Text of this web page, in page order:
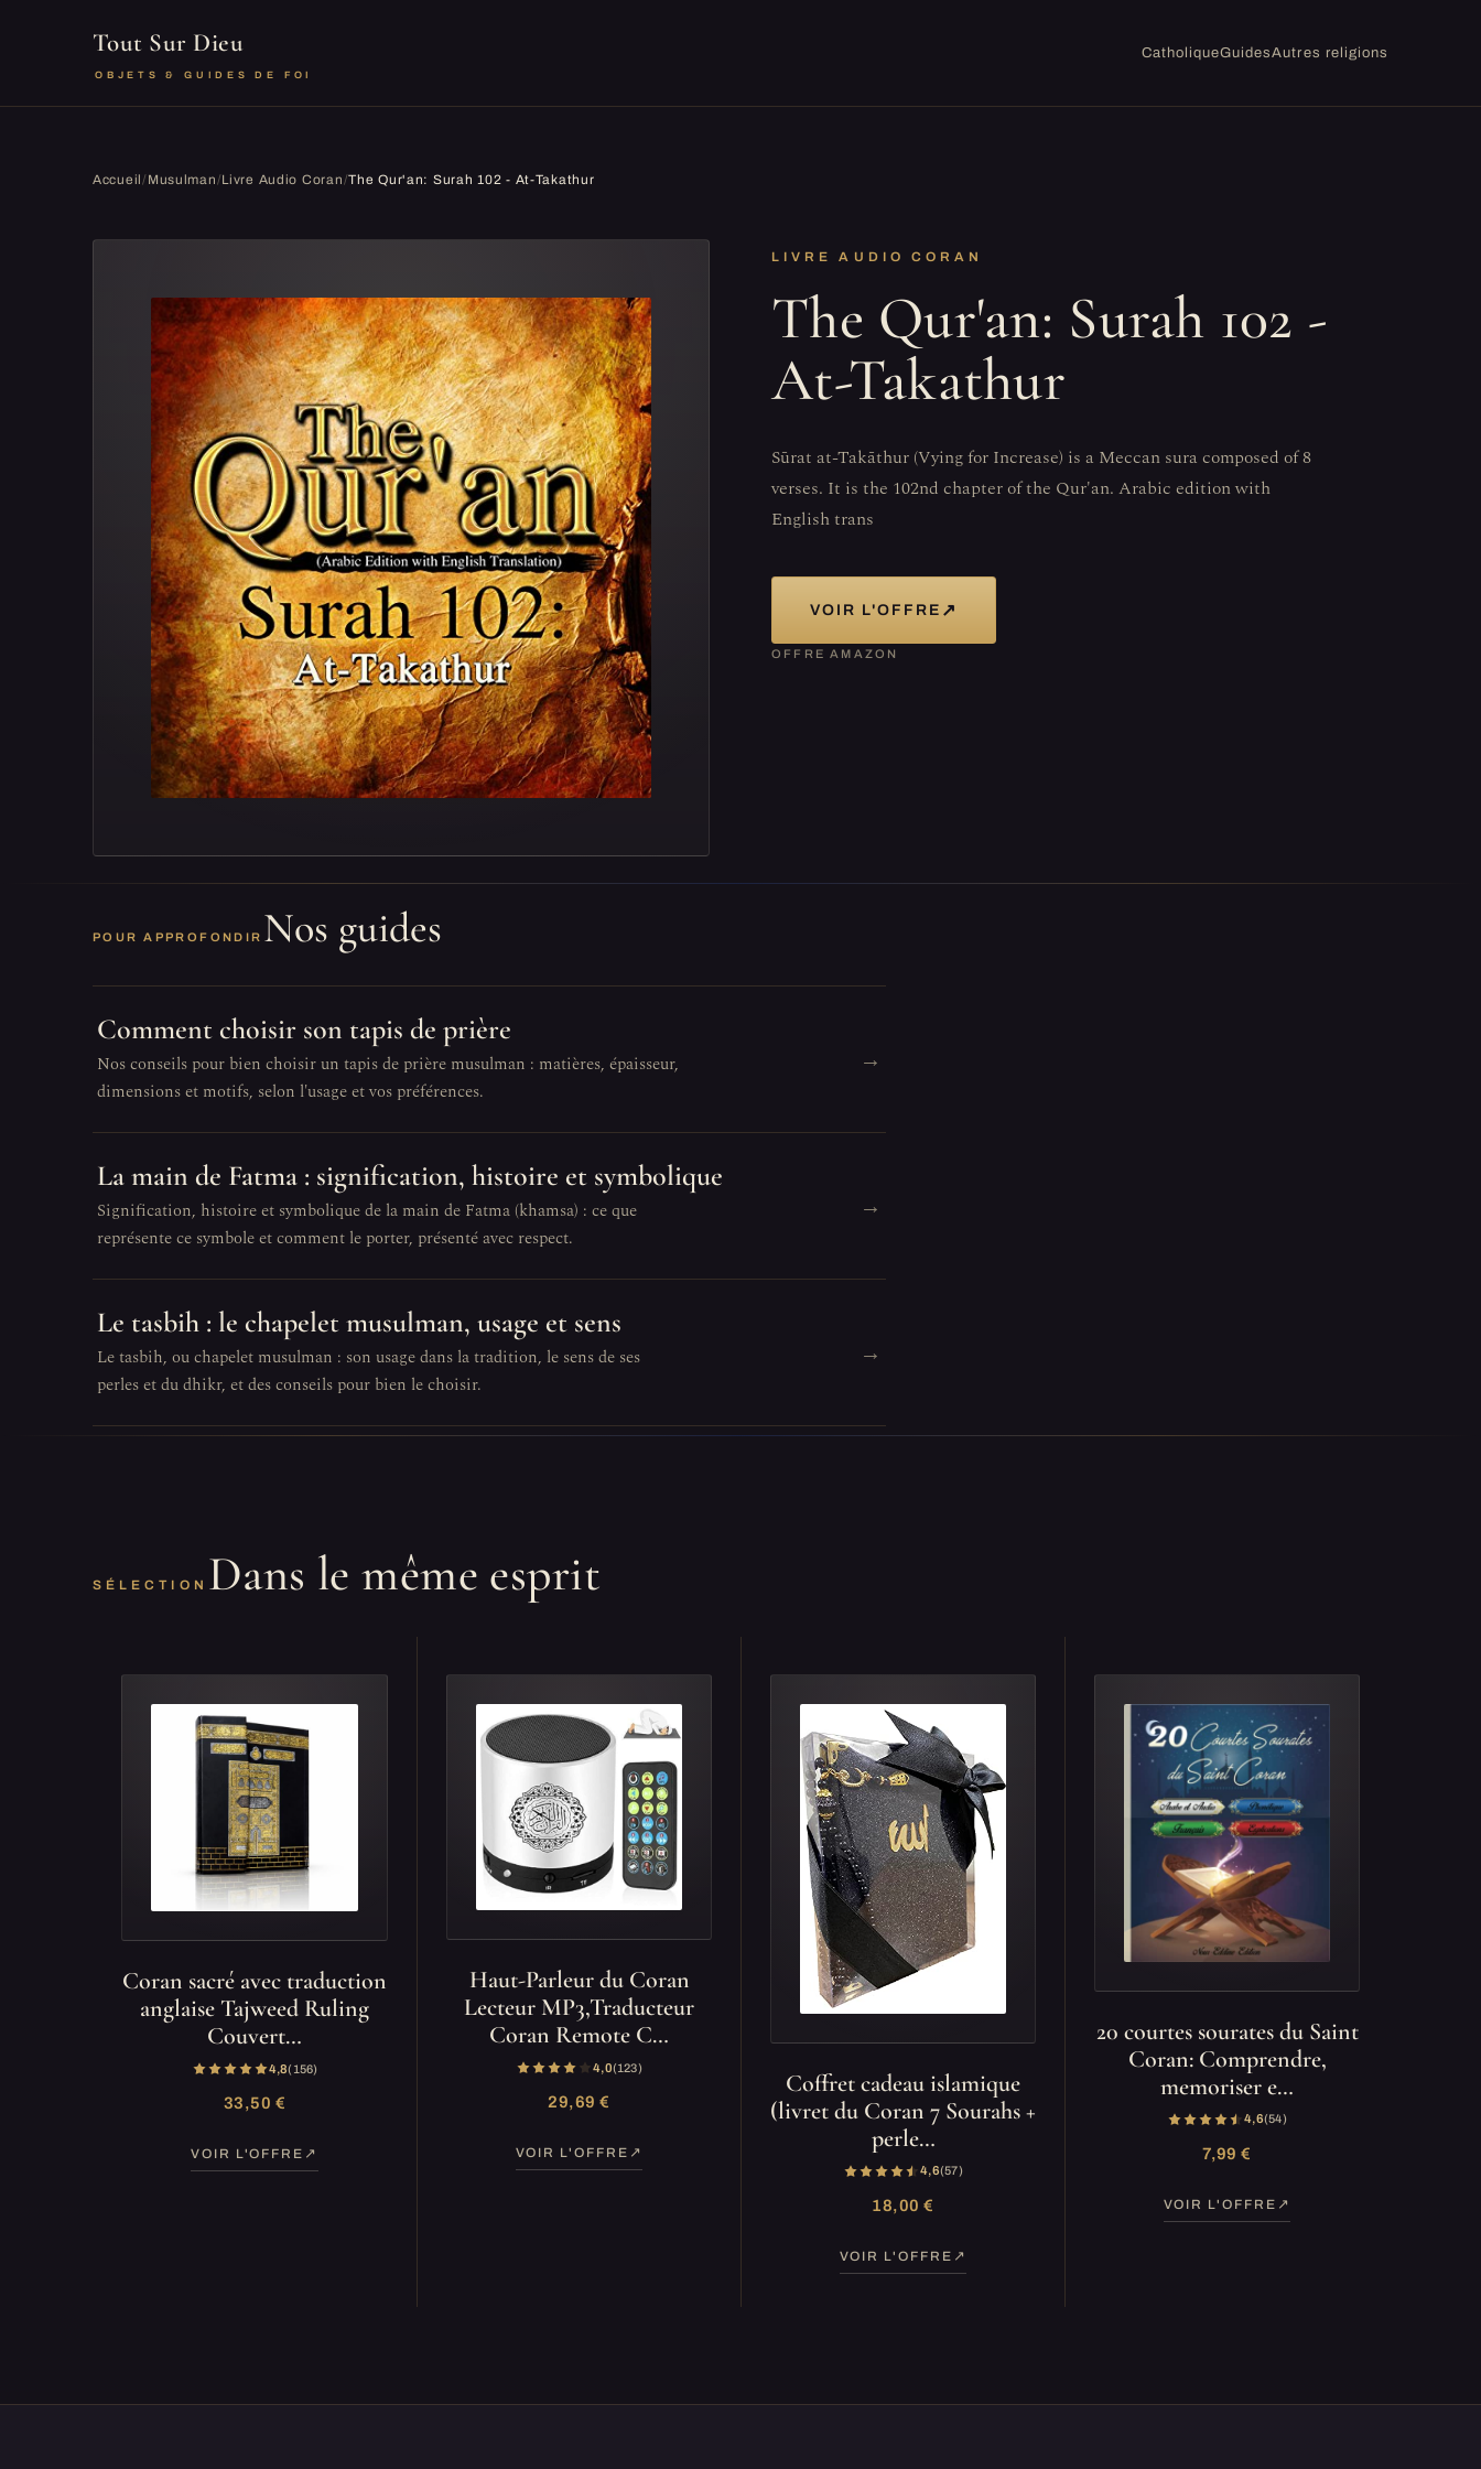
Tout Sur Dieu
OBJETS & GUIDES DE FOI
CatholiqueGuidesAutres religions
Accueil/ Musulman/Livre Audio Coran/The Qur'an: Surah 102 - At-Takathur
LIVRE AUDIO CORAN
The Qur'an: Surah 102 -
At-Takathur
Sūrat at-Takāthur (Vying for Increase) is a Meccan sura composed of 8
verses. It is the 102nd chapter of the Qur'an. Arabic edition with
English trans
VOIR L'OFFRE ↗
OFFRE AMAZON
POUR APPROFONDIR Nos guides
Comment choisir son tapis de prière
Nos conseils pour bien choisir un tapis de prière musulman : matières, épaisseur,
dimensions et motifs, selon l'usage et vos préférences.
→
La main de Fatma : signification, histoire et symbolique
Signification, histoire et symbolique de la main de Fatma (khamsa) : ce que
représente ce symbole et comment le porter, présenté avec respect.
→
Le tasbih : le chapelet musulman, usage et sens
Le tasbih, ou chapelet musulman : son usage dans la tradition, le sens de ses
perles et du dhikr, et des conseils pour bien le choisir.
→
SÉLECTION Dans le même esprit
Coran sacré avec traduction
anglaise Tajweed Ruling
Couvert…
4,8(156)
33,50 €
VOIR L'OFFRE
Haut-Parleur du Coran
Lecteur MP3,Traducteur
Coran Remote C…
4,0(123)
29,69 €
VOIR L'OFFRE
Coffret cadeau islamique
(livret du Coran 7 Sourahs +
perle…
4,6(57)
18,00 €
VOIR L'OFFRE
20 courtes sourates du Saint
Coran: Comprendre,
memoriser e…
4,6(54)
7,99 €
VOIR L'OFFRE